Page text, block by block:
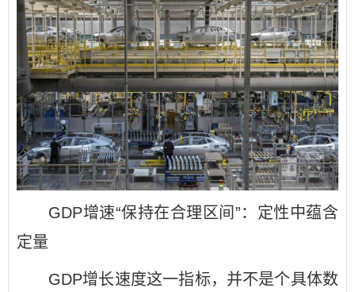
GDP增速“保持在合理区间”：定性中蕴含
定量
GDP增长速度这一指标，并不是个具体数